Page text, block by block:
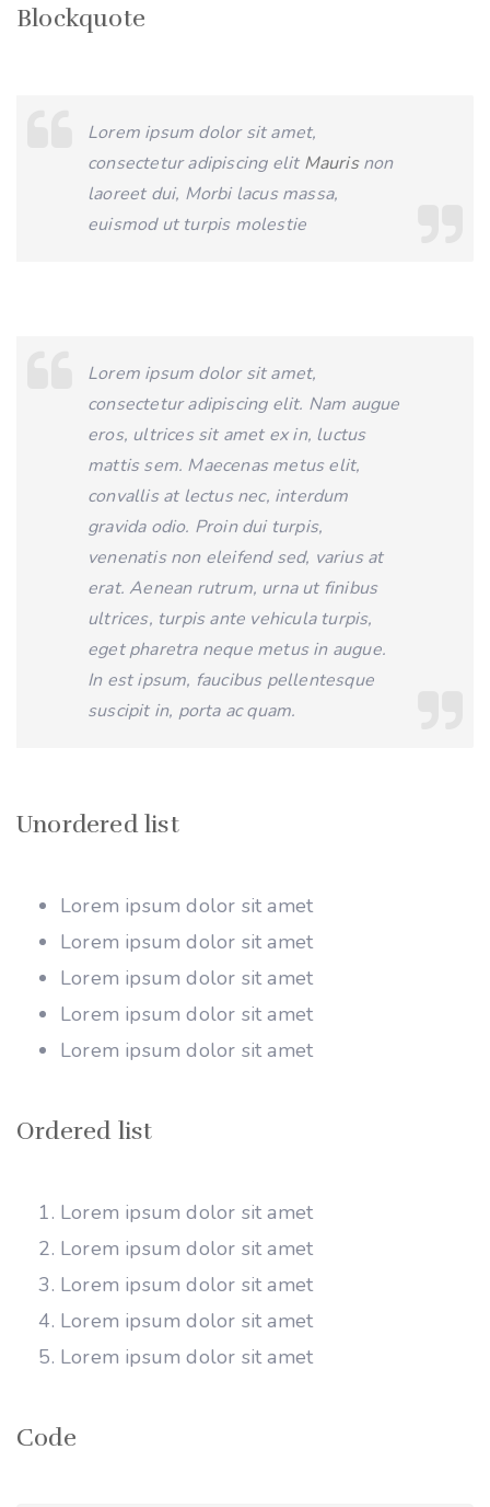
Blockquote
Lorem ipsum dolor sit amet,
consectetur adipiscing elit Maurisnon
laoreet dui, Morbi lacus massa,
euismod ut turpis molestie
Lorem ipsum dolor sit amet,
consectetur adipiscing elit. Nam augue
eros, ultrices sit amet ex in, luctus
mattis sem. Maecenas metus elit,
convallis at lectus nec, interdum
gravida odio. Proin dui turpis,
venenatis non eleifend sed, varius at
erat. Aenean rutrum, urna ut finibus
ultrices, turpis ante vehicula turpis,
eget pharetra neque metus in augue.
In est ipsum, faucibus pellentesque
suscipit in, porta ac quam.
Unordered list
Lorem ipsum dolor sit amet
Lorem ipsum dolor sit amet
Lorem ipsum dolor sit amet
Lorem ipsum dolor sit amet
Lorem ipsum dolor sit amet
Ordered list
Lorem ipsum dolor sit amet
Lorem ipsum dolor sit amet
Lorem ipsum dolor sit amet
Lorem ipsum dolor sit amet
Lorem ipsum dolor sit amet
Code